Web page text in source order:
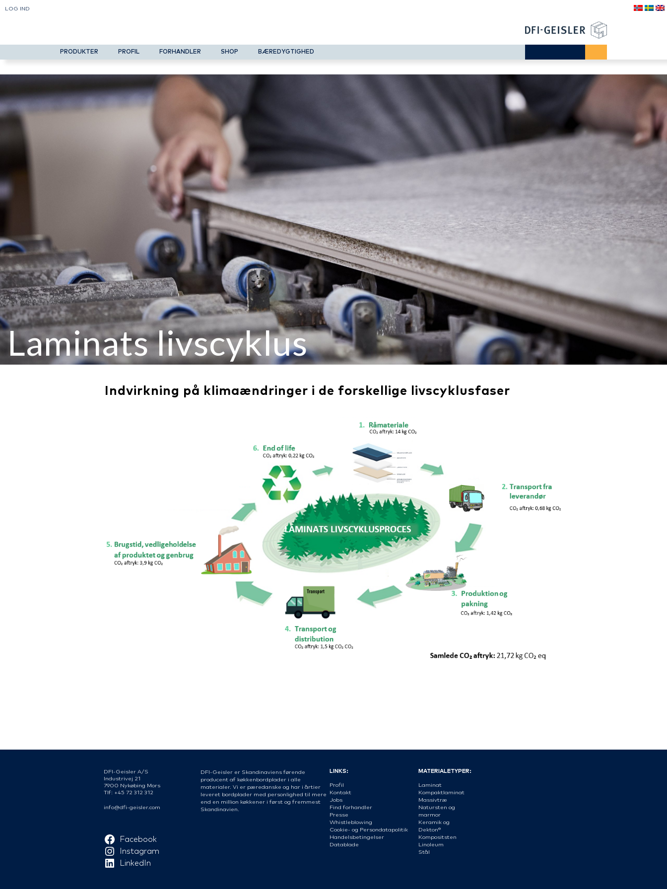
LOG IND
PRODUKTER PROFIL FORHANDLER SHOP BÆREDYGTIGHED
Laminats livscyklus
Indvirkning på klimaændringer i de forskellige livscyklusfaser
DFI-Geisler A/S
Industrivej 21
7900 Nykøbing Mors
Tlf: +45 72 312 312
info@dfi-geisler.com
Facebook
Instagram
LinkedIn
DFI-Geisler er Skandinaviens førende
producent af køkkenbordplader i alle
materialer. Vi er pæredanske og har i årtier
leveret bordplader med personlighed til mere
end en million køkkener i først og fremmest
Skandinavien.
LINKS:
Profil
Kontakt
Jobs
Find forhandler
Presse
Whistleblowing
Cookie- og Persondatapolitik
Handelsbetingelser
Datablade
MATERIALETYPER:
Laminat
Kompaktlaminat
Massivtræ
Natursten og
marmor
Keramik og
Dekton®
Kompositsten
Linoleum
Stål